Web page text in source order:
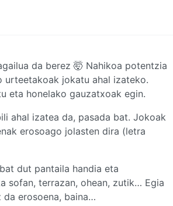
da berez 🤯 Nahikoa potentzia
urteetakoak jokatu ahal izateko.
eta honelako gauzatxoak egin.
ahal izatea da, pasada bat. Jokoak
erosoago jolasten dira (letra
dut pantaila handia eta
sofan, terrazan, ohean, zutik… Egia
erosoena, baina…